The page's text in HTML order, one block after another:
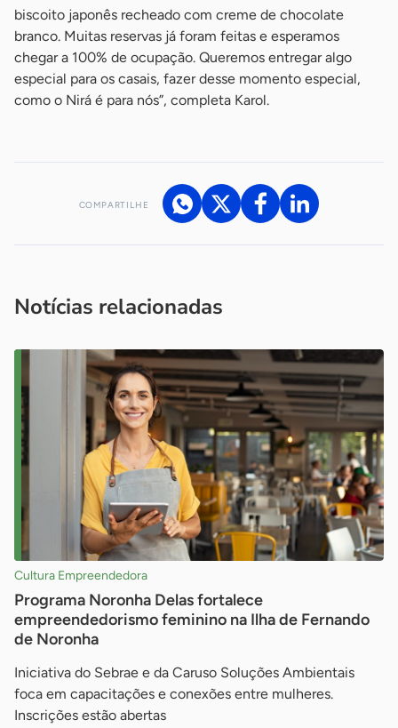
biscoito japonês recheado com creme de chocolate
branco. Muitas reservas já foram feitas e esperamos
chegar a 100% de ocupação. Queremos entregar algo
especial para os casais, fazer desse momento especial,
como o Nirá é para nós”, completa Karol.
COMPARTILHE
Notícias relacionadas
Cultura Empreendedora
Programa Noronha Delas fortalece
empreendedorismo feminino na Ilha de Fernando
de Noronha
Iniciativa do Sebrae e da Caruso Soluções Ambientais
foca em capacitações e conexões entre mulheres.
Inscrições estão abertas